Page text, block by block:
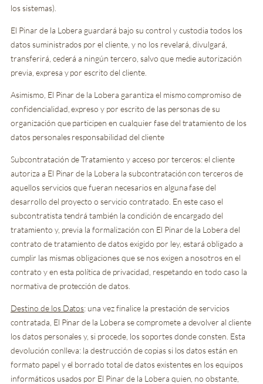
los sistemas).
El Pinar de la Lobera guardará bajo su control y custodia todos los
datos suministrados por el cliente, y no los revelará, divulgará,
transferirá, cederá a ningún tercero, salvo que medie autorización
previa, expresa y por escrito del cliente.
Asimismo, El Pinar de la Lobera garantiza el mismo compromiso de
confidencialidad, expreso y por escrito de las personas de su
organización que participen en cualquier fase del tratamiento de los
datos personales responsabilidad del cliente
Subcontratación de Tratamiento y acceso por terceros: el cliente
autoriza a El Pinar de la Lobera la subcontratación con terceros de
aquellos servicios que fueran necesarios en alguna fase del
desarrollo del proyecto o servicio contratado. En este caso el
subcontratista tendrá también la condición de encargado del
tratamiento y, previa la formalización con El Pinar de la Lobera del
contrato de tratamiento de datos exigido por ley, estará obligado a
cumplir las mismas obligaciones que se nos exigen a nosotros en el
contrato y en esta política de privacidad, respetando en todo caso la
normativa de protección de datos.
Destino de los Datos: una vez finalice la prestación de servicios
contratada, El Pinar de la Lobera se compromete a devolver al cliente
los datos personales y, si procede, los soportes donde consten. Esta
devolución conlleva: la destrucción de copias si los datos están en
formato papel y el borrado total de datos existentes en los equipos
informáticos usados por El Pinar de la Lobera quien, no obstante,